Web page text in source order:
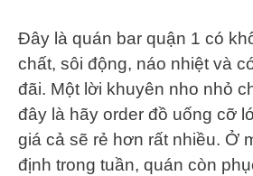
Đây là quán bar quận 1 có
chất, sôi động, náo nhiệt và
đãi. Một lời khuyên nho nhỏ
đây là hãy order đồ uống cỡ
giá cả sẽ rẻ hơn rất nhiều. Ở
định trong tuần, quán còn